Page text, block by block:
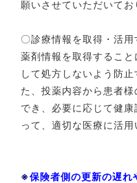
願いさせていただいてお
〇診療情報を取得・活
薬剤情報を取得するこ
して処方しないよう防
た、投薬内容から患者
でき、必要に応じて健
って、適切な医療に活用
※保険者側の更新の遅れ